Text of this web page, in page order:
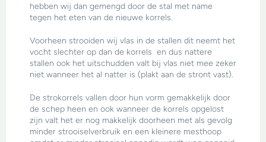
hebben wij dan gemengd door de stal met name
tegen het eten van de nieuwe korrels.
Voorheen strooiden wij vlas in de stallen dit neemt het
vocht slechter op dan de korrels en dus nattere
stallen ook het uitschudden valt bij vlas niet mee zeker
niet wanneer het al natter is (plakt aan de stront vast).
De strokorrels vallen door hun vorm gemakkelijk door
de schep heen en ook wanneer de korrels opgelost
zijn valt het er nog makkelijk doorheen met als gevolg
minder strooiselverbruik en een kleinere mesthoop